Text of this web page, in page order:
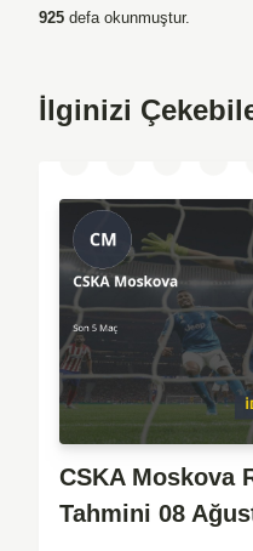
925 defa okunmuştur.
İlginizi
CSKA Moskova
Tahmini 08